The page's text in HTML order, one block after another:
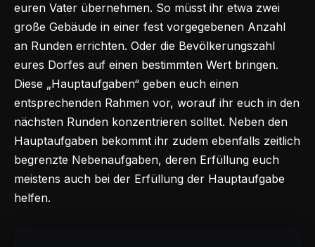
euren Vater übernehmen. So müsst ihr etwa zwei
große Gebäude in einer fest vorgegebenen Anzahl
an Runden errichten. Oder die Bevölkerungszahl
eures Dorfes auf einen bestimmten Wert bringen.
Diese „Hauptaufgaben“ geben euch einen
entsprechenden Rahmen vor, worauf ihr euch in den
nächsten Runden konzentrieren solltet. Neben den
Hauptaufgaben bekommt ihr zudem ebenfalls zeitlich
begrenzte Nebenaufgaben, deren Erfüllung euch
meistens auch bei der Erfüllung der Hauptaufgabe
helfen.